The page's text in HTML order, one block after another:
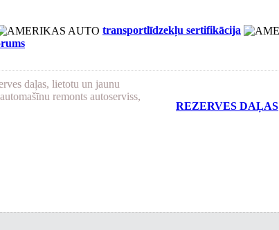
transportlīdzekļu sertifikācija
daļas, lietotu un jaunu
remonts autoserviss,
REZERVES DAĻAS